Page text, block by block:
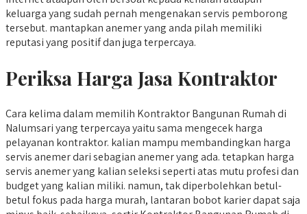
keluarga yang sudah pernah mengenakan servis pemborong
tersebut. mantapkan anemer yang anda pilah memiliki
reputasi yang positif dan juga terpercaya.
Periksa Harga Jasa Kontraktor
Cara kelima dalam memilih Kontraktor Bangunan Rumah di
Nalumsari yang terpercaya yaitu sama mengecek harga
pelayanan kontraktor. kalian mampu membandingkan harga
servis anemer dari sebagian anemer yang ada. tetapkan harga
servis anemer yang kalian seleksi seperti atas mutu profesi dan
budget yang kalian miliki. namun, tak diperbolehkan betul-
betul fokus pada harga murah, lantaran bobot karier dapat saja